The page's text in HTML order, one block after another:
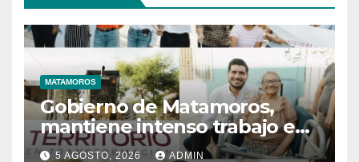
MATAMOROS
Gobierno de Matamoros,
mantiene intenso trabajo en
territorio
5 AGOSTO, 2026 ADMIN